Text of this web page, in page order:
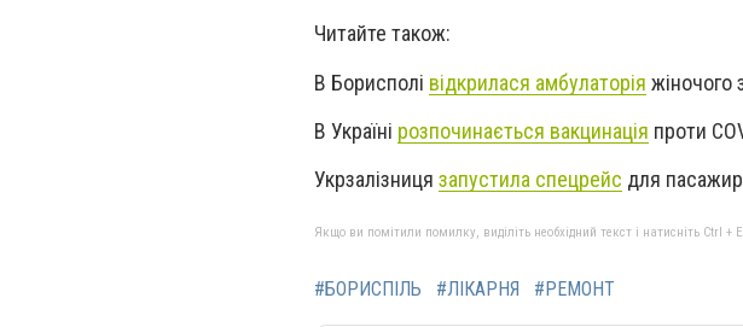
Читайте також:
В Борисполі відкрилася амбулаторія жіночого
В Україні розпочинається вакцинація проти
Укрзалізниця запустила спецрейс для
Якщо ви помітили помилку, виділіть необхідний текст і натисніть Ctrl +
#БОРИСПІЛЬ #ЛІКАРНЯ #РЕМОНТ